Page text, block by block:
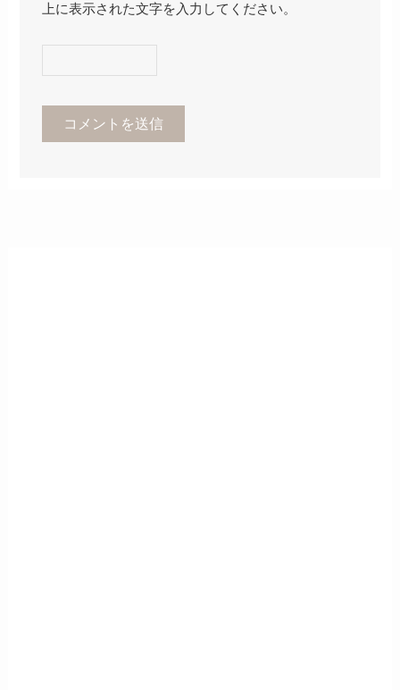
上に表示された文字を入力してください。